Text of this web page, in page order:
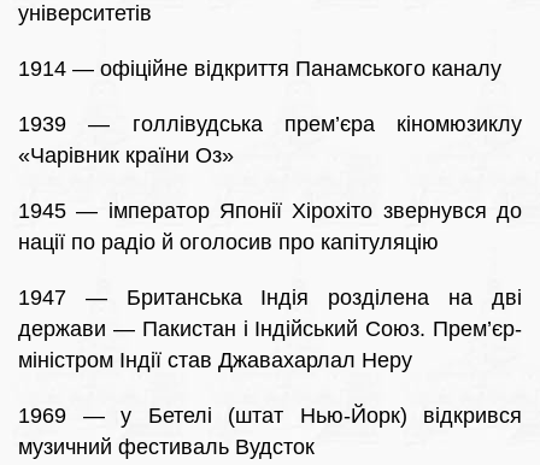
університетів
1914 — офіційне відкриття Панамського каналу
1939 — голлівудська прем’єра кіномюзиклу
«Чарівник країни Оз»
1945 — імператор Японії Хірохіто звернувся до
нації по радіо й оголосив про капітуляцію
1947 — Британська Індія розділена на дві
держави — Пакистан і Індійський Союз. Прем’єр-
міністром Індії став Джавахарлал Неру
1969 — у Бетелі (штат Нью-Йорк) відкрився
музичний фестиваль Вудсток